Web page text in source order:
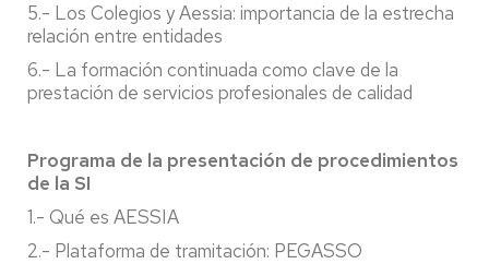
5.- Los Colegios y Aessia: importancia de la estrecha
relación entre entidades
6.- La formación continuada como clave de la
prestación de servicios profesionales de calidad
Programa de la presentación de procedimientos
de la SI
1.- Qué es AESSIA
2.- Plataforma de tramitación: PEGASSO